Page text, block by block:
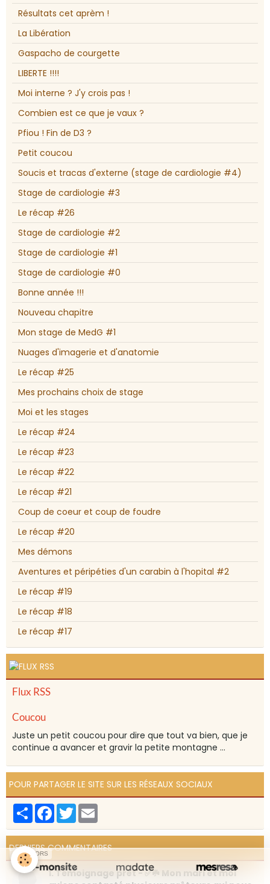
Résultats cet aprèm !
La Libération
Gaspacho de courgette
LIBERTE !!!!
Moi interne ? J'y crois pas !
Combien est ce que je vaux ?
Pfiou ! Fin de D3 ?
Petit coucou
Soucis et tracas d'externe (stage de cardiologie #4)
Stage de cardiologie #3
Le récap #26
Stage de cardiologie #2
Stage de cardiologie #1
Stage de cardiologie #0
Bonne année !!!
Nouveau chapitre
Mon stage de MedG #1
Nuages d'imagerie et d'anatomie
Le récap #25
Mes prochains choix de stage
Moi et les stages
Le récap #24
Le récap #23
Le récap #22
Le récap #21
Coup de coeur et coup de foudre
Le récap #20
Mes démons
Aventures et péripéties d'un carabin à l'hopital #2
Le récap #19
Le récap #18
Le récap #17
Flux RSS
Coucou
Juste un petit coucou pour dire que tout va bien, que je
continue a avancer et gravir la petite montagne ...
POUR PARTAGER LE SITE SUR LES RÉSEAUX SOCIAUX
PartagerFacebook
Twitter
DERNIERS COMMENTAIRES
1. Témoignage prêt - ✅☘️ Mon mari et moi
SPONSORS